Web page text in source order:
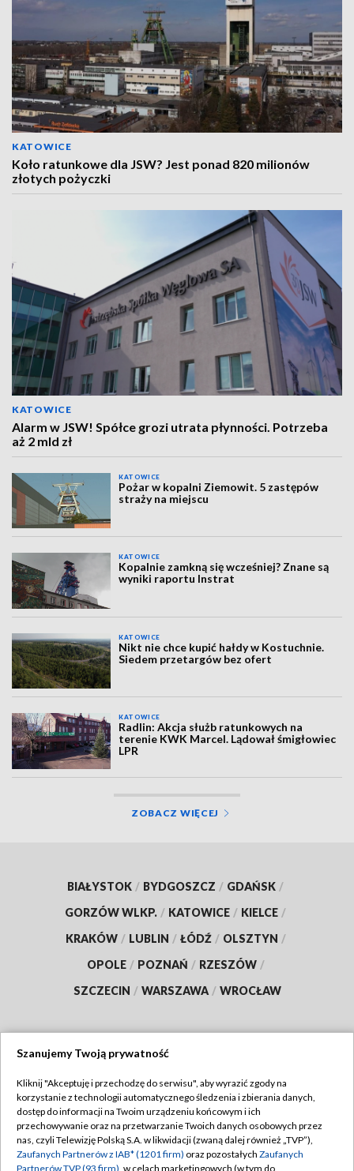
KATOWICE
Koło ratunkowe dla JSW? Jest ponad 820 milionów
złotych pożyczki
KATOWICE
Alarm w JSW! Spółce grozi utrata płynności. Potrzeba
aż 2 mld zł
KATOWICE
Pożar w kopalni Ziemowit. 5 zastępów
straży na miejscu
KATOWICE
Kopalnie zamkną się wcześniej? Znane są
wyniki raportu Instrat
KATOWICE
Nikt nie chce kupić hałdy w Kostuchnie.
Siedem przetargów bez ofert
KATOWICE
Radlin: Akcja służb ratunkowych na
terenie KWK Marcel. Lądował śmigłowiec
LPR
ZOBACZ WIĘCEJ
BIAŁYSTOK / BYDGOSZCZ / GDAŃSK /
GORZÓW WLKP. / KATOWICE / KIELCE /
KRAKÓW / LUBLIN / ŁÓDŹ / OLSZTYN /
OPOLE / POZNAŃ / RZESZÓW /
SZCZECIN / WARSZAWA / WROCŁAW
TVP
Abonament TVP
Emisja w TVP
Regulamin TVP
Polityka prywatności
Szanujemy Twoją prywatność
Kliknij "Akceptuję i przechodzę do serwisu", aby wyrazić zgody na
korzystanie z technologii automatycznego śledzenia i zbierania danych,
dostęp do informacji na Twoim urządzeniu końcowym i ich
przechowywanie oraz na przetwarzanie Twoich danych osobowych przez
nas, czyli Telewizję Polską S.A. w likwidacji (zwaną dalej również „TVP”),
Zaufanych Partnerów z IAB* (1201 firm) oraz pozostałych Zaufanych
Partnerów TVP (93 firm) , w celach marketingowych (w tym do